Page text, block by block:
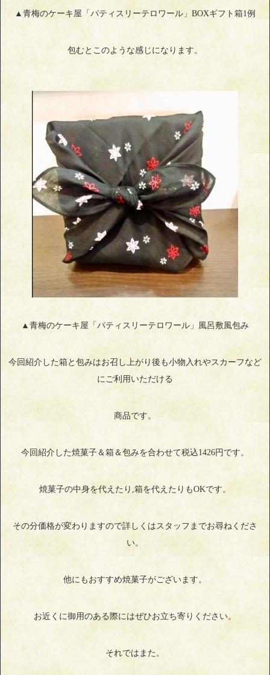
▲青梅のケーキ屋「パティスリーテロワール」BOXギフト箱1例
包むとこのような感じになります。
▲青梅のケーキ屋「パティスリーテロワール」風呂敷風包み
今回紹介した箱と包みはお召し上がり後も小物入れやスカーフなど
にご利用いただける
商品です。
今回紹介した焼菓子＆箱＆包みを合わせて税込1426円です。
焼菓子の中身を代えたり,箱を代えたりもOKです。
その分価格が変わりますので詳しくはスタッフまでお尋ねくださ
い。
他にもおすすめ焼菓子がございます。
お近くに御用のある際にはぜひお立ち寄りください。
それではまた。